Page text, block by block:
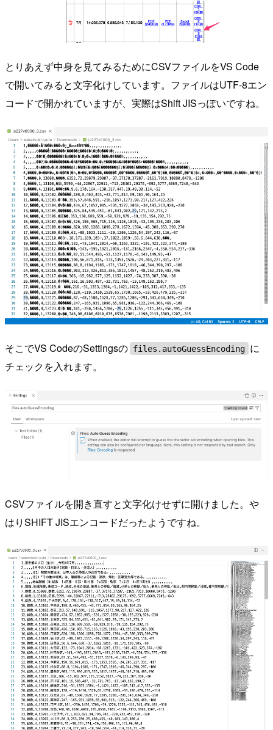
とりあえず中身を見てみるためにCSVファイルをVS Code
で開いてみると文字化けしています。ファイルはUTF-8エン
コードで開かれていますが、実際はShift JISっぽいですね。
そこでVS CodeのSettingsの files.autoGuessEncoding に
チェックを入れます。
CSVファイルを開き直すと文字化けせずに開けました。や
はりSHIFT JISエンコードだったようですね。